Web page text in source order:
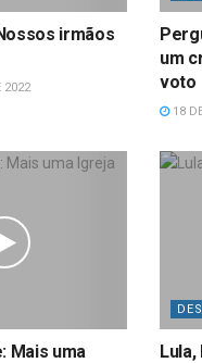
irmãos
2022
um
voto
18
Mais uma